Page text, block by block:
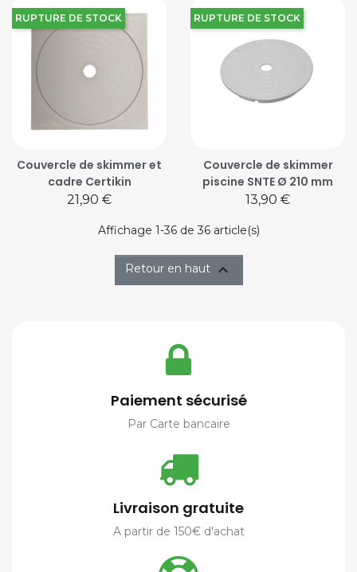
Couvercle de skimmer et
cadre Certikin
Prix
21,90 €
RUPTURE DE STOCK
Couvercle de skimmer
piscine SNTE Ø 210 mm
Prix
13,90 €
RUPTURE DE STOCK
Affichage 1-36 de 36 article(s)
Retour en haut 
Paiement sécurisé
Par Carte bancaire
Livraison gratuite
A partir de 150€ d'achat